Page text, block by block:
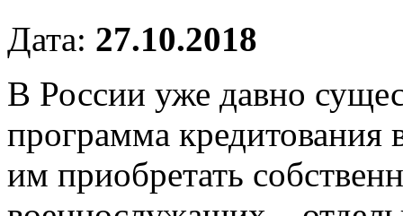
Дата: 27.10.2018
В России уже давно
программа
им приобретать